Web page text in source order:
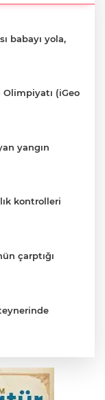
babayı yola,
Olimpiyatı (iGeo
yangın
kontrolleri
çarptığı